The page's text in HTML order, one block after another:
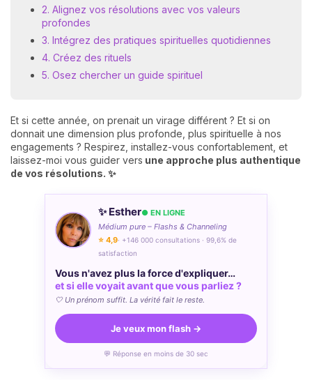
2. Alignez vos résolutions avec vos valeurs
profondes
3. Intégrez des pratiques spirituelles quotidiennes
4. Créez des rituels
5. Osez chercher un guide spirituel
Et si cette année, on prenait un virage différent ? Et si on
donnait une dimension plus profonde, plus spirituelle à nos
engagements ? Respirez, installez-vous confortablement, et
laissez-moi vous guider vers une approche plus authentique
de vos résolutions. ✨
✨ Esther● EN LIGNE
Médium pure – Flashs & Channeling
⭐ 4,9· +146 000 consultations · 99,6% de
satisfaction
Vous n'avez plus la force d'expliquer…
et si elle voyait avant que vous parliez ?
🤍 Un prénom suffit. La vérité fait le reste.
Je veux mon flash →
💬 Réponse en moins de 30 sec